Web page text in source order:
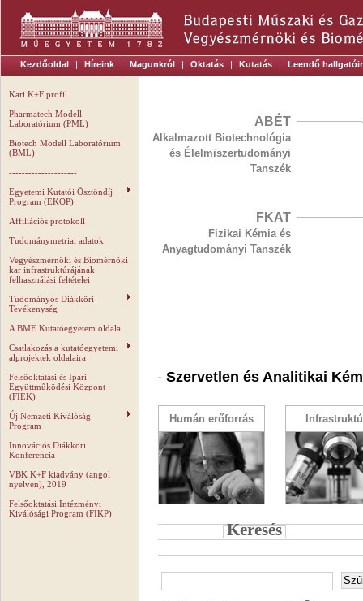
Kezdőoldal | Híreink | Magunkról | Oktatás | Kutatás | Leendő
Kari K+F profil
Pharmatech Modell
Laboratórium (PML)
Biotech Modell Laboratórium
(BML)
---------------------
Egyetemi Kutatói Ösztöndíj
Program (EKÖP)
Affiliációs protokoll
Tudománymetriai adatok
Vegyészmérnöki és Biomérnöki
kar infrastruktúrájának
felhasználási feltételei
Tudományos Diákköri
Tevékenység
A BME Kutatóegyetem oldala
Csatlakozás a kutatóegyetemi
alprojektek oldalaira
Felsőoktatási és Ipari
Együttműködési Központ
(FIEK)
Új Nemzeti Kiválóság
Program
Innovációs Diákköri
Konferencia
VBK K+F kiadvány (angol
nyelven), 2019
Felsőoktatási Intézményi
Kiválósági Program (FIKP)
ABÉT
Alkalmazott Biotechnológia
és Élelmiszertudományi
Tanszék
FKAT
Fizikai Kémia és
Anyagtudományi Tanszék
Szervetlen és Analitikai
Humán erőforrás
Keresés